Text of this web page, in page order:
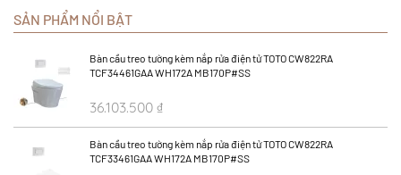
SẢN PHẨM NỔI BẬT
Bàn cầu treo tường kèm nắp rửa điện tử TOTO CW822RA
TCF34461GAA WH172A MB170P#SS
36.103.500 ₫
Bàn cầu treo tường kèm nắp rửa điện tử TOTO CW822RA
TCF33461GAA WH172A MB170P#SS